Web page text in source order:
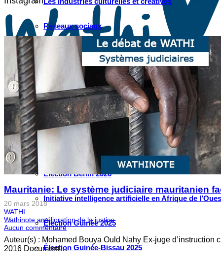
Réseaux sociaux
Les relations entre l’Afrique de l’Ouest et la Chine
Crise Covid-19
Voir tous les débats
INITIATIVES
Initiative villes ouest-africaines : Accra
Élection Bénin 2026
Initiative intelligence artificielle en Afrique de
Élection Guinée 2025
Élection Guinée-Bissau 2025
Mauritanie: Le système judiciaire mauritanien
20 mars 2018
WATHI
Wathinote amélioration de la justice
Aucun commentaire
Auteur(s) : Mohamed Bouya Ould Nahy Ex-juge
2016 Document…